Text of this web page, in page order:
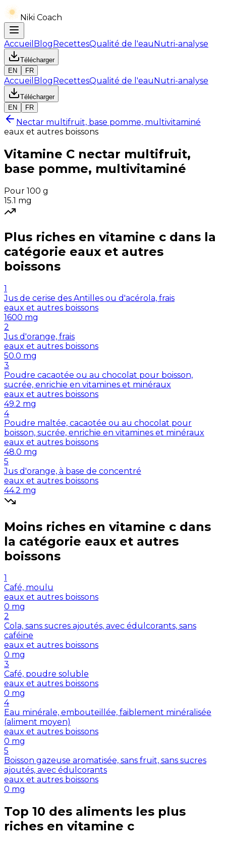
Niki Coach
Accueil BlogRecettesQualité de l'eauNutri-analyse
Télécharger
EN
FR
Accueil BlogRecettesQualité de l'eauNutri-analyse
Télécharger
EN
FR
Nectar multifruit, base pomme, multivitaminé
eaux et autres boissons
Vitamine C nectar multifruit,
base pomme, multivitaminé
Pour 100 g
15.1 mg
Plus riches en vitamine c dans la
catégorie eaux et autres
boissons
1
Jus de cerise des Antilles ou d'acérola, frais
eaux et autres boissons
1600 mg
2
Jus d'orange, frais
eaux et autres boissons
50.0 mg
3
Poudre cacaotée ou au chocolat pour boisson,
sucrée, enrichie en vitamines et minéraux
eaux et autres boissons
49.2 mg
4
Poudre maltée, cacaotée ou au chocolat pour
boisson, sucrée, enrichie en vitamines et minéraux
eaux et autres boissons
48.0 mg
5
Jus d'orange, à base de concentré
eaux et autres boissons
44.2 mg
Moins riches en vitamine c dans
la catégorie eaux et autres
boissons
1
Café, moulu
eaux et autres boissons
0 mg
2
Cola, sans sucres ajoutés, avec édulcorants, sans
caféine
eaux et autres boissons
0 mg
3
Café, poudre soluble
eaux et autres boissons
0 mg
4
Eau minérale, embouteillée, faiblement minéralisée
(aliment moyen)
eaux et autres boissons
0 mg
5
Boisson gazeuse aromatisée, sans fruit, sans sucres
ajoutés, avec édulcorants
eaux et autres boissons
0 mg
Top 10 des aliments les plus
riches en vitamine c